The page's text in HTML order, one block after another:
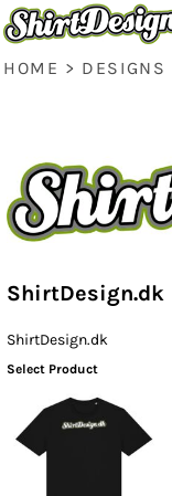
HOME > DESIGNS
ShirtDesign.dk
ShirtDesign.dk
Select Product